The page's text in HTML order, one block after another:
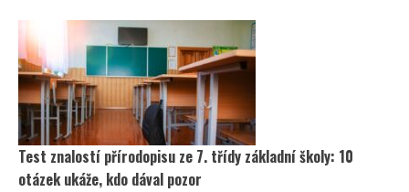
Test znalostí přírodopisu ze 7. třídy základní školy: 10
otázek ukáže, kdo dával pozor